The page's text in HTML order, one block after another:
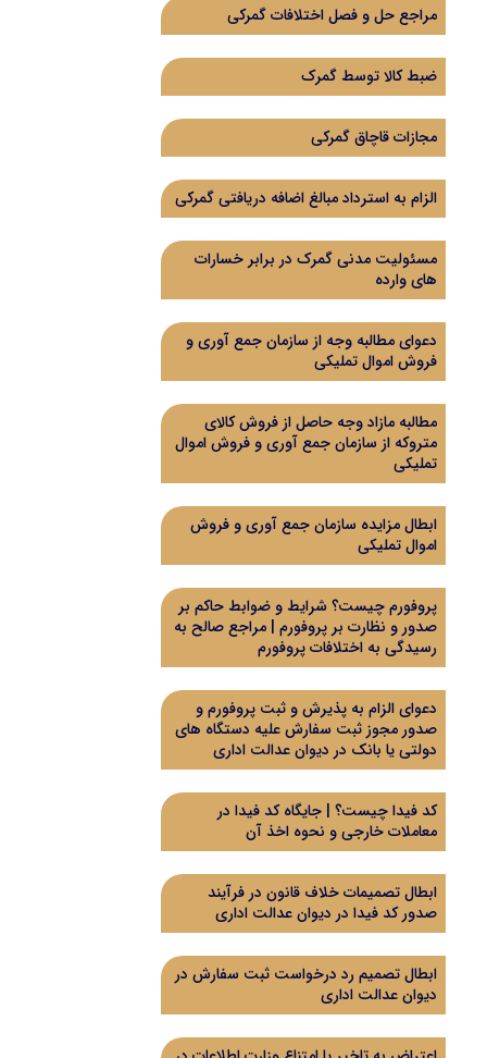
مراجع حل و فصل اختلافات گمرکی
ضبط کالا توسط گمرک
مجازات قاچاق گمرکی
الزام به استرداد مبالغ اضافه دریافتی گمرکی
مسئولیت مدنی گمرک در برابر خسارات
های وارده
دعوای مطالبه وجه از سازمان جمع آوری و
فروش اموال تملیکی
مطالبه مازاد وجه حاصل از فروش کالای
متروکه از سازمان جمع آوری و فروش اموال
تملیکی
ابطال مزایده سازمان جمع آوری و فروش
اموال تملیکی
پروفورم چیست؟ شرایط و ضوابط حاکم بر
صدور و نظارت بر پروفورم | مراجع صالح به
رسیدگی به اختلافات پروفورم
دعوای الزام به پذیرش و ثبت پروفورم و
صدور مجوز ثبت سفارش علیه دستگاه های
دولتی یا بانک در دیوان عدالت اداری
کد فیدا چیست؟ | جایگاه کد فیدا در
معاملات خارجی و نحوه اخذ آن
ابطال تصمیمات خلاف قانون در فرآیند
صدور کد فیدا در دیوان عدالت اداری
ابطال تصمیم رد درخواست ثبت سفارش در
دیوان عدالت اداری